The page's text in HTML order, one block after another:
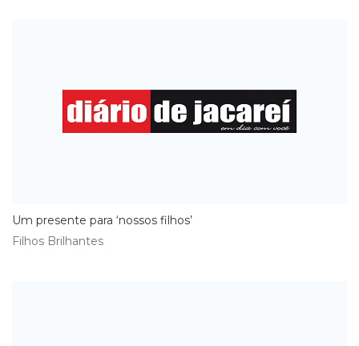
Um presente para ‘nossos filhos’
Filhos Brilhantes